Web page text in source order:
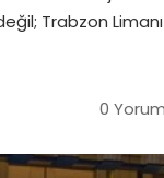
Trabzon
0